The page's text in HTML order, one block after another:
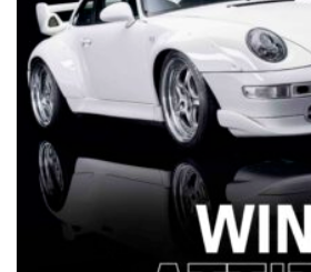
NETZWERKEINS GO! // ONLINE-
12 Jahre werk1® sports |
culture: Bestellen Sie
neue Sommerausgabe
(erscheint am 1. Juli 2025)
auf netzwerkeins | GO!